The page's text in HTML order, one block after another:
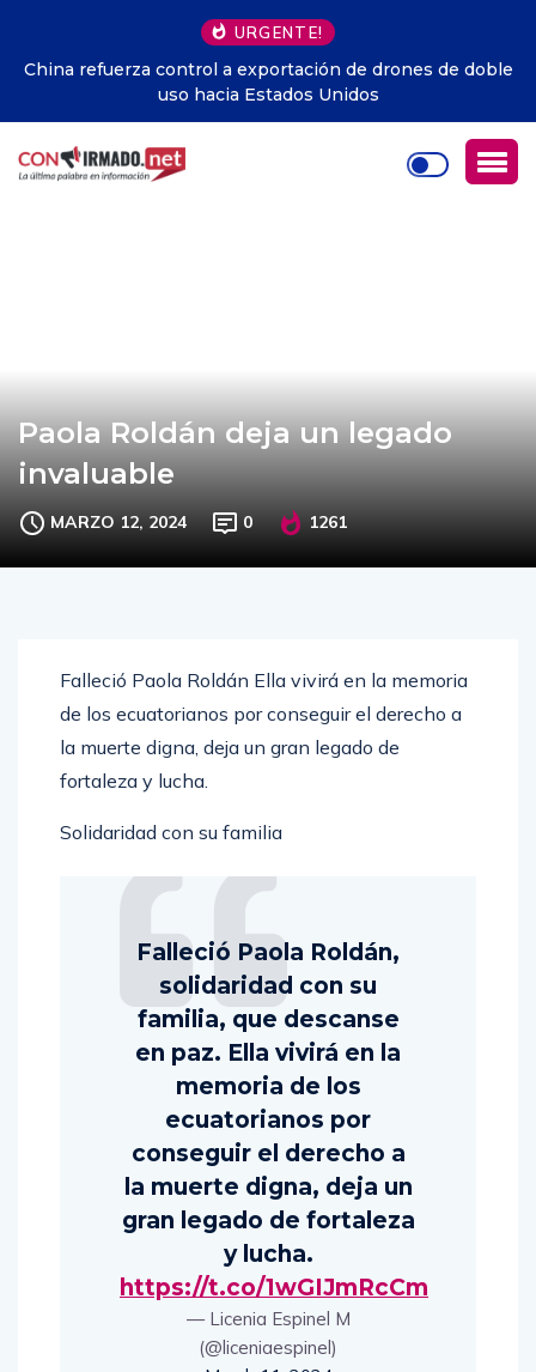
URGENTE!
China refuerza control a exportación de drones de doble
uso hacia Estados Unidos
Paola Roldán deja un legado
invaluable
MARZO 12, 2024 0 1261
Falleció Paola Roldán Ella vivirá en la memoria
de los ecuatorianos por conseguir el derecho a
la muerte digna, deja un gran legado de
fortaleza y lucha.
Solidaridad con su familia
Falleció Paola Roldán,
solidaridad con su
familia, que descanse
en paz. Ella vivirá en la
memoria de los
ecuatorianos por
conseguir el derecho a
la muerte digna, deja un
gran legado de fortaleza
y lucha.
https://t.co/1wGIJmRcCm
— Licenia Espinel M
(@liceniaespinel)